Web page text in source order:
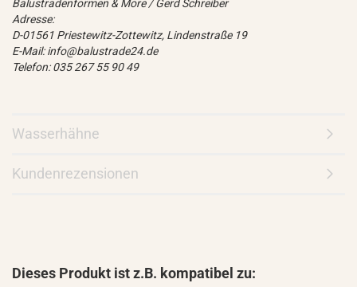
Balustradenformen & More / Gerd Schreiber
Adresse:
D-01561 Priestewitz-Zottewitz, Lindenstraße 19
E-Mail: info@balustrade24.de
Telefon: 035 267 55 90 49
Wasserhähne
Kundenrezensionen
Dieses Produkt ist z.B. kompatibel zu: